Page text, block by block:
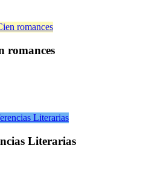
romances
Literarias